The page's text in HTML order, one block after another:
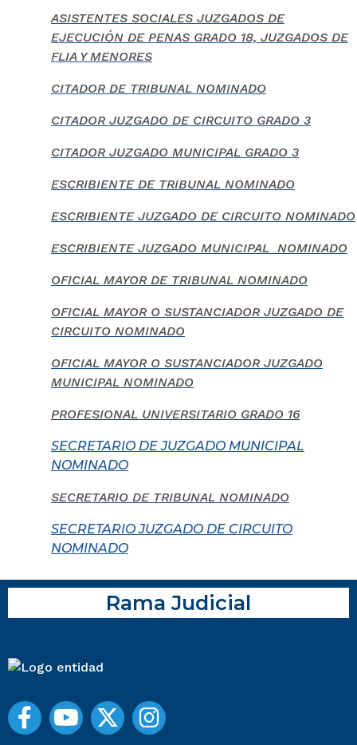
ASISTENTES SOCIALES JUZGADOS DE
EJECUCIÓN DE PENAS GRADO 18, JUZGADOS DE
FLIA Y MENORES
CITADOR DE TRIBUNAL NOMINADO
CITADOR JUZGADO DE CIRCUITO GRADO 3
CITADOR JUZGADO MUNICIPAL GRADO 3
ESCRIBIENTE DE TRIBUNAL NOMINADO
ESCRIBIENTE JUZGADO DE CIRCUITO NOMINADO
ESCRIBIENTE JUZGADO MUNICIPAL NOMINADO
OFICIAL MAYOR DE TRIBUNAL NOMINADO
OFICIAL MAYOR O SUSTANCIADOR JUZGADO DE
CIRCUITO NOMINADO
OFICIAL MAYOR O SUSTANCIADOR JUZGADO
MUNICIPAL NOMINADO
PROFESIONAL UNIVERSITARIO GRADO 16
SECRETARIO DE JUZGADO MUNICIPAL
NOMINADO
SECRETARIO DE TRIBUNAL NOMINADO
SECRETARIO JUZGADO DE CIRCUITO
NOMINADO
Rama Judicial